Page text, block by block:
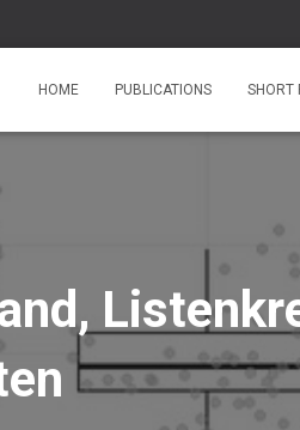
HOME PUBLICATIONS SHORT